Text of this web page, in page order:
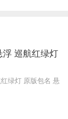
浮 巡航红绿灯
绿灯 原版包名 悬